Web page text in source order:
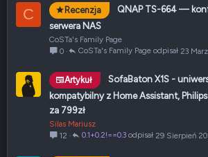
C Recenzja
QNAP TS-664 —
serwera NAS
CoSTa's Family Page
0
23
CoSTa's Family Page
Artykuł
SofaBaton X1S -
kompatybilny z Home Assistant,
za 799zł
Silas Mariusz
12
29 Sierpień
0.1+0.2!==0.3